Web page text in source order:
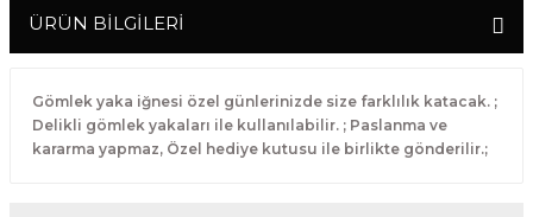
ÜRÜN BİLGİLERİ
Gömlek yaka iğnesi özel günlerinizde size farklılık katacak. ;
Delikli gömlek yakaları ile kullanılabilir. ; Paslanma ve
kararma yapmaz, Özel hediye kutusu ile birlikte gönderilir.;